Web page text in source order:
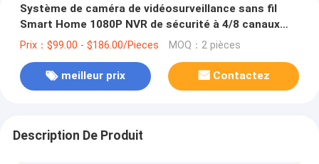
Système de caméra de vidéosurveillance sans fil
Smart Home 1080P NVR de sécurité à 4/8 canaux
avec Google Alexa
Prix：$99.00 - $186.00/Pieces MOQ：2 pièces
meilleur prix Contactez
Description De Produit